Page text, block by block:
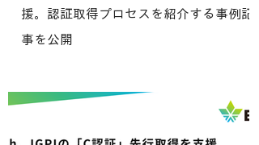
援。認証取得プロセスを紹介する事例記
事を公開